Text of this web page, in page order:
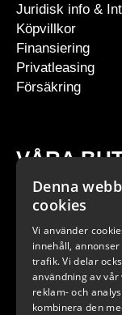
Juridisk info &
Köpvillkor
Finansiering
Privatleasing
Försäkring
VÅRA
Stockholm
Göteborg
Malmö
Denna
cookies
Vi använder
innehåll,
trafik. Vi delar
användning av
reklam- och
kombinera den